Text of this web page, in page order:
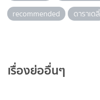
recommended
ดาราเดลี่
เรื่องย่ออื่นๆ